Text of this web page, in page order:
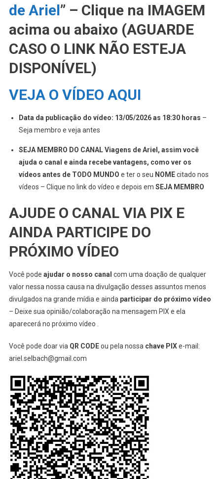
de Ariel” – Clique na IMAGEM
acima ou abaixo (AGUARDE
CASO O LINK NÃO ESTEJA
DISPONÍVEL)
VEJA O VÍDEO AQUI
Data da publicação do vídeo: 13/05/2026 as 18:30 horas –
Seja membro e veja antes
SEJA MEMBRO DO CANAL Viagens de Ariel, assim você
ajuda o canal e ainda recebe vantagens, como ver os
vídeos antes de TODO MUNDO e ter o seu NOMEcitado nos
vídeos – Clique no link do vídeo e depois em SEJA MEMBRO
AJUDE O CANAL VIA PIX E
AINDA PARTICIPE DO
PRÓXIMO VÍDEO
Você pode ajudar o nosso canal com uma doação de qualquer
valor nessa nossa causa na divulgação desses assuntos menos
divulgados na grande mídia e ainda participar do próximo vídeo
– Deixe sua opinião/colaboração na mensagem PIX e ela
aparecerá no próximo vídeo .
Você pode doar via QR CODEou pela nossa chave PIXe-mail:
ariel.selbach@gmail.com